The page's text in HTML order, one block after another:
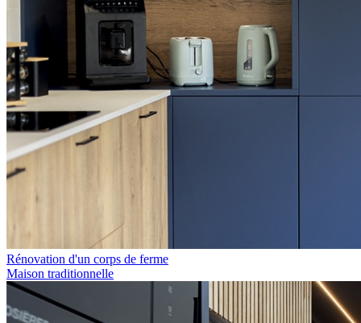
Rénovation d'un corps de ferme
Maison traditionnelle